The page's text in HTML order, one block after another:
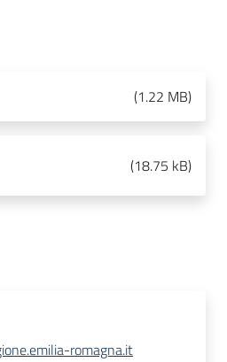
(1.22 MB)
(18.75 kB)
romagna.it